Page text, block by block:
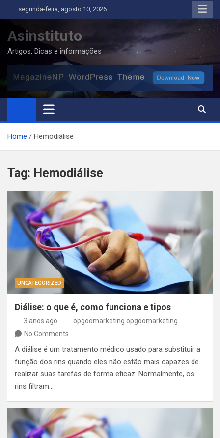
to
content
segunda-feira, agosto 10, 2026
Asinstituto
Artigos, Dicas e informações
Home Hemodiálise
Tag: Hemodiálise
UNCATEGORIZED
Diálise: o que é, como funciona e tipos
3 anos ago
opgoomarketing opgoomarketing
No Comments
A diálise é um tratamento médico usado para substituir a
função dos rins quando eles não estão mais capazes de
realizar suas tarefas de forma eficaz. Normalmente, os
rins filtram…